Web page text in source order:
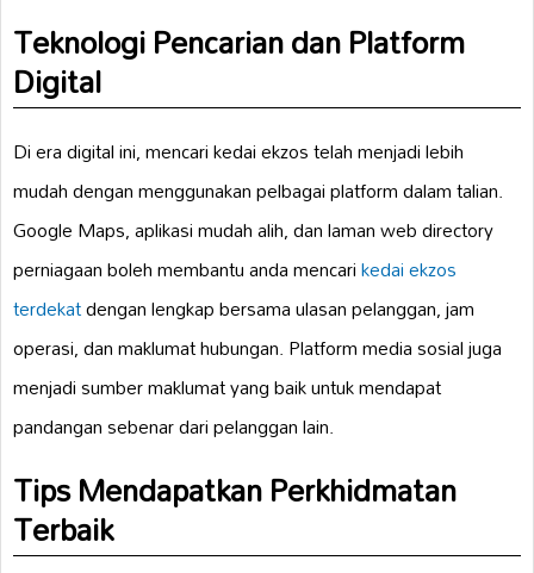
Teknologi Pencarian dan Platform
Digital
Di era digital ini, mencari kedai ekzos telah menjadi lebih
mudah dengan menggunakan pelbagai platform dalam talian.
Google Maps, aplikasi mudah alih, dan laman web directory
perniagaan boleh membantu anda mencarikedai ekzos
terdekatdengan lengkap bersama ulasan pelanggan, jam
operasi, dan maklumat hubungan. Platform media sosial juga
menjadi sumber maklumat yang baik untuk mendapat
pandangan sebenar dari pelanggan lain.
Tips Mendapatkan Perkhidmatan
Terbaik